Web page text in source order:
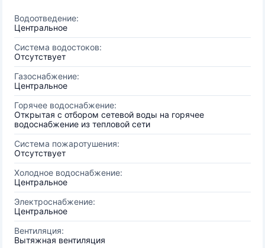
Водоотведение:
Центральное
Система водостоков:
Отсутствует
Газоснабжение:
Центральное
Горячее водоснабжение:
Открытая с отбором сетевой воды на горячее
водоснабжение из тепловой сети
Система пожаротушения:
Отсутствует
Холодное водоснабжение:
Центральное
Электроснабжение:
Центральное
Вентиляция:
Вытяжная вентиляция